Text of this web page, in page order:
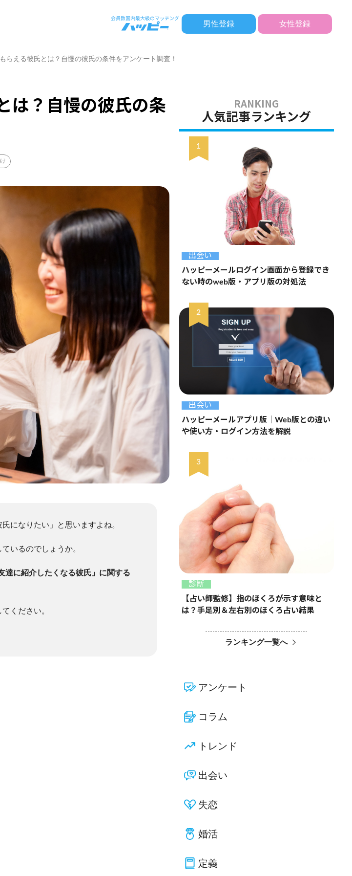
男性登録 女性登録
らえる彼氏とは？自慢の彼氏の条件をアンケート調査！
は？自慢の彼氏の条
になりたい」と思いますよね。
いるのでしょうか。
達に紹介したくなる彼氏」に関する
ください。
人気記事ランキング
出会い
ハッピーメールログイン画面から登録でき
ない時のweb版・アプリ版の対処法
出会い
ハッピーメールアプリ版｜Web版との違い
や使い方・ログイン方法を解説
診断
【占い師監修】指のほくろが示す意味と
は？手足別＆左右別のほくろ占い結果
ランキング一覧へ
アンケート
コラム
トレンド
出会い
失恋
婚活
定義